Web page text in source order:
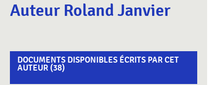
Auteur Roland Janvier
DOCUMENTS DISPONIBLES ÉCRITS PAR CET
AUTEUR (38)